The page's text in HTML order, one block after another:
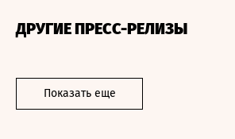
ДРУГИЕ ПРЕСС-РЕЛИЗЫ
Показать еще